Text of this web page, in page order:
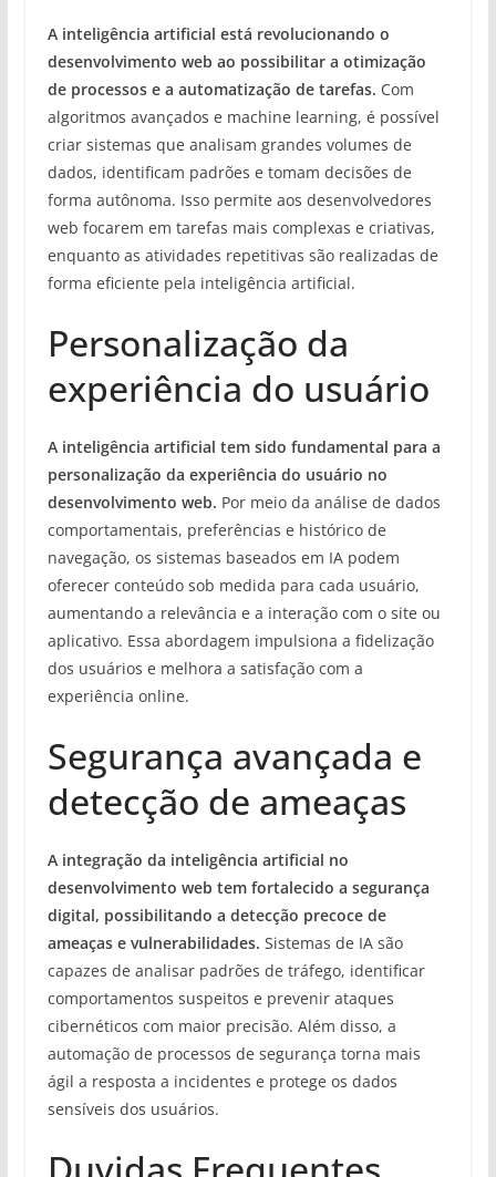
A inteligência artificial está revolucionando o
desenvolvimento web ao possibilitar a otimização
de processos e a automatização de tarefas. Com
algoritmos avançados e machine learning, é possível
criar sistemas que analisam grandes volumes de
dados, identificam padrões e tomam decisões de
forma autônoma. Isso permite aos desenvolvedores
web focarem em tarefas mais complexas e criativas,
enquanto as atividades repetitivas são realizadas de
forma eficiente pela inteligência artificial.
Personalização da
experiência do usuário
A inteligência artificial tem sido fundamental para a
personalização da experiência do usuário no
desenvolvimento web. Por meio da análise de dados
comportamentais, preferências e histórico de
navegação, os sistemas baseados em IA podem
oferecer conteúdo sob medida para cada usuário,
aumentando a relevância e a interação com o site ou
aplicativo. Essa abordagem impulsiona a fidelização
dos usuários e melhora a satisfação com a
experiência online.
Segurança avançada e
detecção de ameaças
A integração da inteligência artificial no
desenvolvimento web tem fortalecido a segurança
digital, possibilitando a detecção precoce de
ameaças e vulnerabilidades. Sistemas de IA são
capazes de analisar padrões de tráfego, identificar
comportamentos suspeitos e prevenir ataques
cibernéticos com maior precisão. Além disso, a
automação de processos de segurança torna mais
ágil a resposta a incidentes e protege os dados
sensíveis dos usuários.